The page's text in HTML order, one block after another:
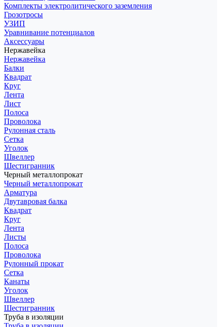
Комплекты электролитического заземления
Грозотросы
УЗИП
Уравнивание потенциалов
Аксессуары
Нержавейка
Нержавейка
Балки
Квадрат
Круг
Лента
Лист
Полоса
Проволока
Рулонная сталь
Сетка
Уголок
Швеллер
Шестигранник
Черный металлопрокат
Черный металлопрокат
Арматура
Двутавровая балка
Квадрат
Круг
Лента
Листы
Полоса
Проволока
Рулонный прокат
Сетка
Канаты
Уголок
Швеллер
Шестигранник
Труба в изоляции